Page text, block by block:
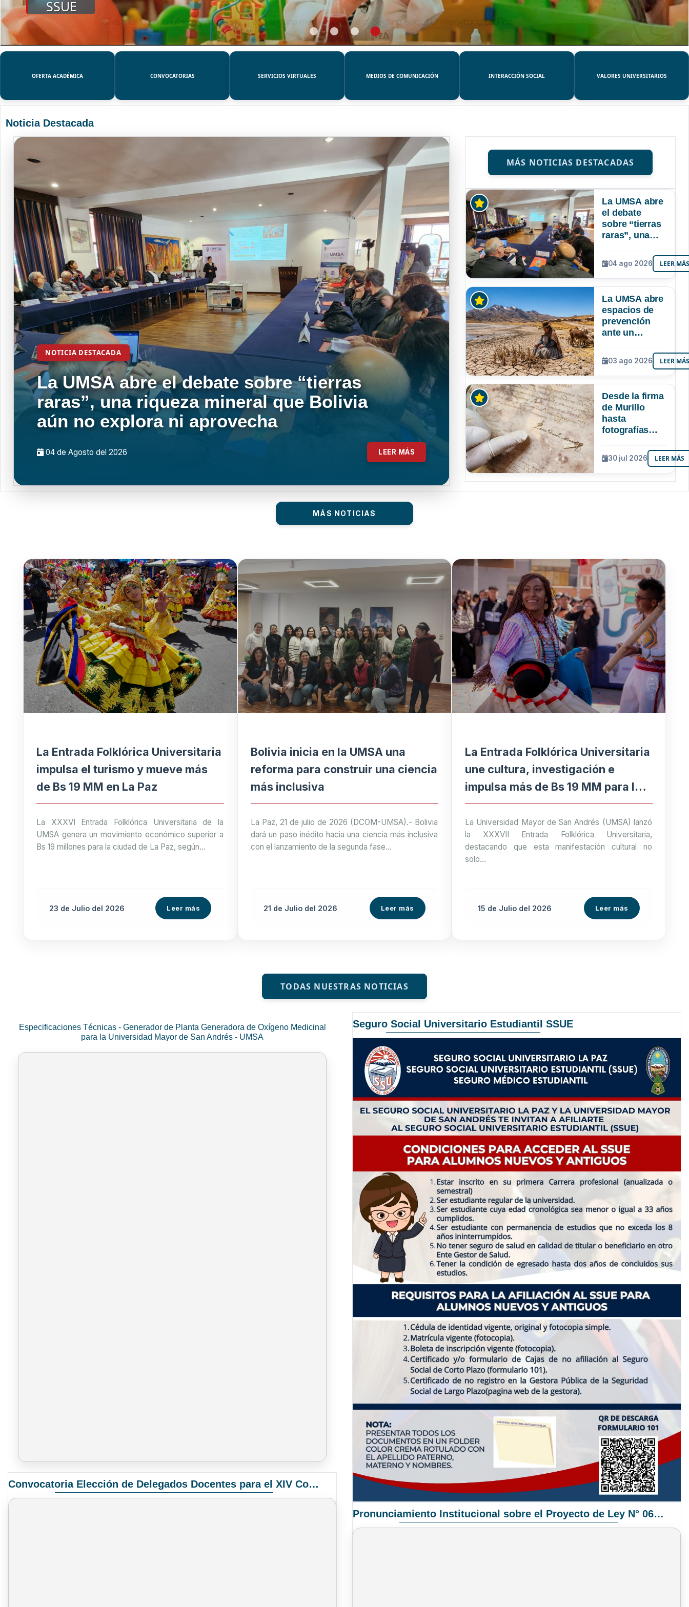
SSUE
OFERTA ACADÉMICA CONVOCATORIAS SERVICIOS VIRTUALES MEDIOS DE COMUNICACIÓN INTERACCIÓN SOCIAL VALORES UNIVERSITARIOS
Noticia Destacada
NOTICIA DESTACADA
La UMSA abre el debate sobre “tierras
raras”, una riqueza mineral que Bolivia
aún no explora ni aprovecha
04 de Agosto del 2026 LEER MÁS
MÁS NOTICIAS DESTACADAS
La UMSA abre
el debate
sobre “tierras
raras”, una
mineral que
Bolivia aún no
explora ni
04 ago 2026 LEER
La UMSA abre
espacios de
prevención
ante un
Niño que
podría superar
a los tres
Bolivia
03 ago 2026 LEER
Desde la firma
de Murillo
hasta
fotografías
UMSA
resguarda 6
joyas de la
30 jul 2026 LEER MÁS
MÁS NOTICIAS
La Entrada Folklórica Universitaria
impulsa el turismo y mueve más
de Bs 19 MM en La Paz
La XXXVI Entrada Folklórica Universitaria de la
UMSA genera un movimiento económico superior a
Bs 19 millones para la ciudad de La Paz, según...
23 de Julio del 2026 Leer más
Bolivia inicia en la UMSA una
reforma para construir una ciencia
más inclusiva
La Paz, 21 de julio de 2026 (DCOM-UMSA).- Bolivia
dará un paso inédito hacia una ciencia más inclusiva
con el lanzamiento de la segunda fase...
21 de Julio del 2026 Leer más
La Entrada Folklórica Universitaria
une cultura, investigación e
impulsa más de Bs 19 MM para la
economía paceña
La Universidad Mayor de San Andrés (UMSA) lanzó
la XXXVII Entrada Folklórica Universitaria,
destacando que esta manifestación cultural no
solo...
15 de Juliodel 2026 Leer más
TODAS NUESTRAS NOTICIAS
Especificaciones Técnicas - Generador de Planta Generadora de Oxígeno Medicinal
para la Universidad Mayor de San Andrés - UMSA
Convocatoria Elección de Delegados Docentes para el XIV Congreso Nacional de Universidades
Seguro Social Universitario Estudiantil SSUE
Pronunciamiento Institucional sobre el Proyecto de Ley N° 068/2025-2026 C.S.